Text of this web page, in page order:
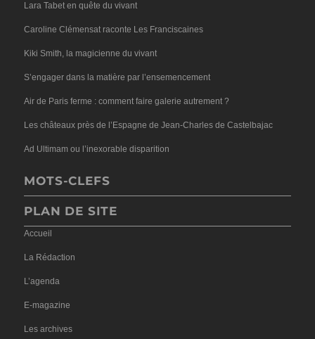
Lara Tabet en quête du vivant
Caroline Clémensat raconte Les Franciscaines
Kiki Smith, la magicienne du vivant
S’engager dans la matière par l’ensemencement
Air de Paris ferme : comment faire galerie autrement ?
Les châteaux près de l’Espagne de Jean-Charles de Castelbajac
Ad Ultimam ou l’inexorable disparition
MOTS-CLEFS
PLAN DE SITE
Accueil
La Rédaction
L’agenda
E-magazine
Les archives